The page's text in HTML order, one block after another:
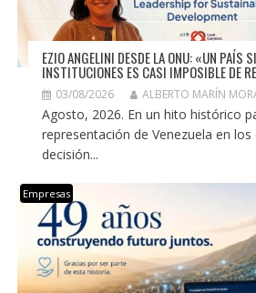
EZIO ANGELINI DESDE LA ONU: «UN PAÍS
INSTITUCIONES ES CASI IMPOSIBLE DE
03/08/2026 ALBERTO MARÍN
Agosto, 2026. En un hito histórico
representación de Venezuela en los
decisión...
Empresas